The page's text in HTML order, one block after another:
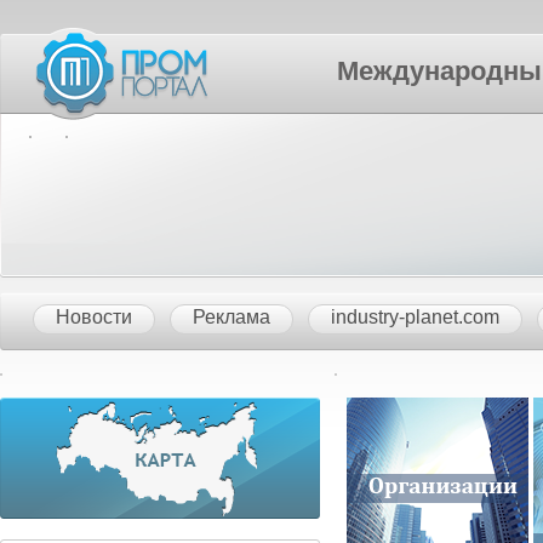
Международный
Новости Реклама industry-planet.com